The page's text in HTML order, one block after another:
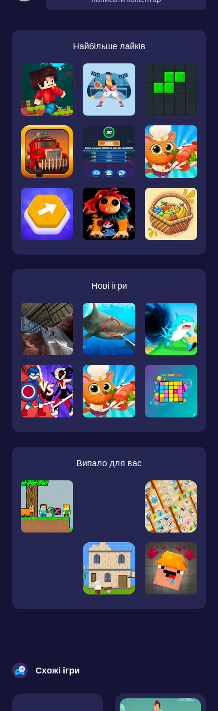
Платформери Раннери
Коментарі
Треба зареєструватися чи увійти, щоб
написати коментар
Найбільше лайків
Нові ігри
Випало для вас